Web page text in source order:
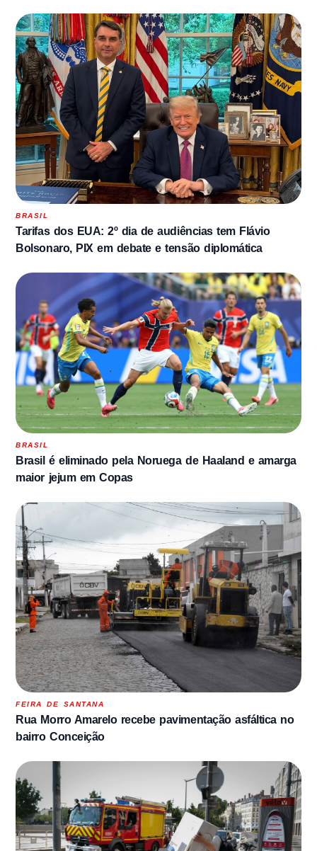
BRASIL
Tarifas dos EUA: 2º dia de audiências tem Flávio
Bolsonaro, PIX em debate e tensão diplomática
BRASIL
Brasil é eliminado pela Noruega de Haaland e amarga
maior jejum em Copas
FEIRA DE SANTANA
Rua Morro Amarelo recebe pavimentação asfáltica no
bairro Conceição